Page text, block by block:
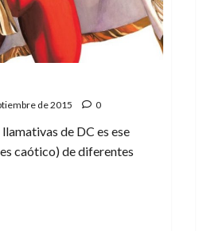
de 2015 0
de DC es ese
caótico) de diferentes